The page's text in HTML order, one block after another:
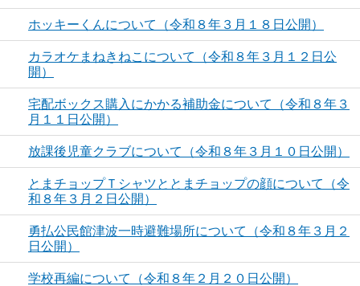
ホッキーくんについて（令和８年３月１８日公開）
カラオケまねきねこについて（令和８年３月１２日公
開）
宅配ボックス購入にかかる補助金について（令和８年３
月１１日公開）
放課後児童クラブについて（令和８年３月１０日公開）
とまチョップＴシャツととまチョップの顔について（令
和８年３月２日公開）
勇払公民館津波一時避難場所について（令和８年３月２
日公開）
学校再編について（令和８年２月２０日公開）